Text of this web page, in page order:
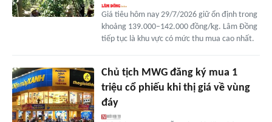
Giá tiêu hôm nay 29/7/2026 giữ ổn định trong
khoảng 139.000–142.000 đồng/kg. Lâm Đồng
tiếp tục là khu vực có mức thu mua cao nhất.
Chủ tịch MWG đăng ký mua 1
triệu cổ phiếu khi thị giá về vùng
đáy